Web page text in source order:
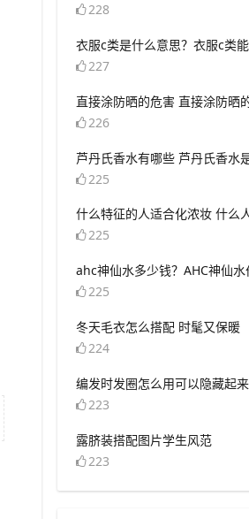
228
衣服c类是什么意思？衣服c类能
227
直接涂防晒的危害 直接涂防晒
226
芦丹氏香水有哪些 芦丹氏香水
225
什么特征的人适合化浓妆 什么
225
​ahc神仙水多少钱？AHC神仙水
225
​冬天毛衣怎么搭配 时髦又保暖
224
​编发时发圈怎么用可以隐藏起来
223
​露脐装搭配图片学生风范
223